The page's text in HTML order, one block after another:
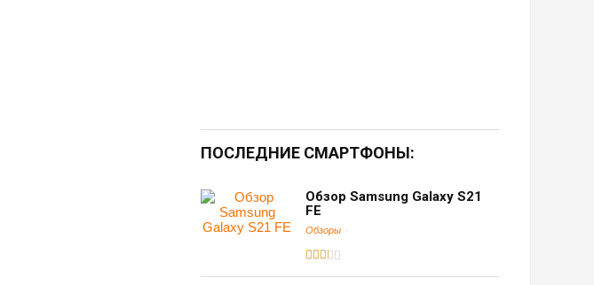
ПОСЛЕДНИЕ СМАРТФОНЫ:
Обзор Samsung Galaxy S21
FE
Обзоры